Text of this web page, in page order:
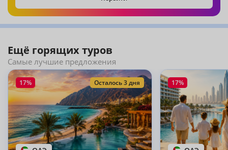
Ещё горящих туров
Самые лучшие предложения
17% Осталось 3 дня 17%